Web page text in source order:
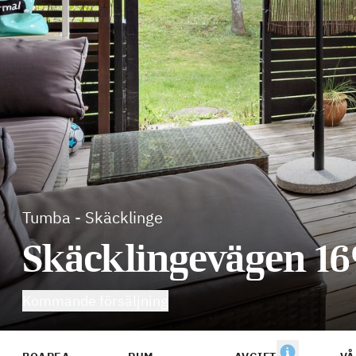
Tumba - Skäcklinge
Skäcklingevägen